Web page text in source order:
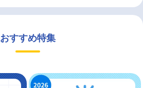
おすすめ特集